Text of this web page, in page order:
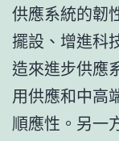
供應系統的韌
擺設、增進科
造來進步供應
用供應和中高
順應性。另一